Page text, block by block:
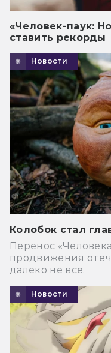
«Человек-паук:
ставить рекорды
Новости
Колобок стал
Перенос
продвижения
далеко не все.
Новости